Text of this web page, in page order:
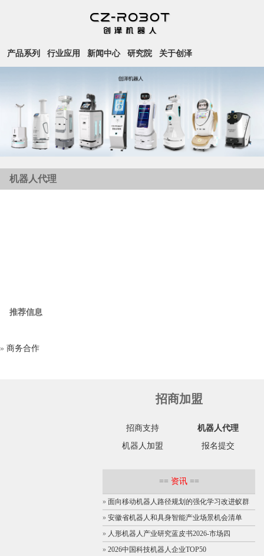
产品系列 行业应用 新闻中心 研究院 关于创泽
机器人代理
推荐信息
» 商务合作
招商加盟
招商支持
机器人代理
机器人加盟
报名提交
== 资讯==
» 面向移动机器人路径规划的强化学习改进蚁群
» 安徽省机器人和具身智能产业场景机会清单
» 人形机器人产业研究蓝皮书2026-市场四
» 2026中国科技机器人企业TOP50